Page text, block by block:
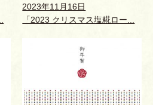
2023年11月16日
「2023 クリスマス塩糀ロー...